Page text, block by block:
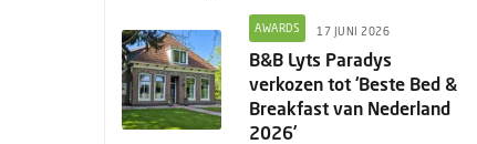
AWARDS 17 JUNI 2026
B&B Lyts Paradys
verkozen tot ‘Beste Bed &
Breakfast van Nederland
2026’